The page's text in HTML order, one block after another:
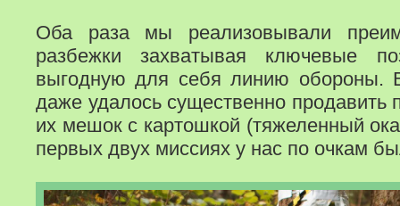
Оба раза мы реализовывали
разбежки захватывая ключевые
выгодную для себя линию обороны.
даже удалось существенно продавить
их мешок с картошкой (тяжеленный
первых двух миссиях у нас по очкам